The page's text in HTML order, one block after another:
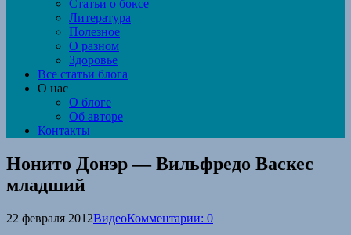
Статьи о боксе
Литература
Полезное
О разном
Здоровье
Все статьи блога
О нас
О блоге
Об авторе
Контакты
Нонито Донэр — Вильфредо Васкес
младший
22 февраля 2012ВидеоКомментарии: 0